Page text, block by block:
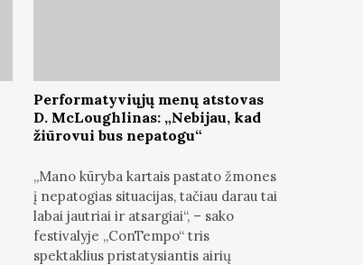
Performatyviųjų menų atstovas
D. McLoughlinas: „Nebijau, kad
žiūrovui bus nepatogu“
„Mano kūryba kartais pastato žmones
į nepatogias situacijas, tačiau darau tai
labai jautriai ir atsargiai“, – sako
festivalyje „ConTempo“ tris
spektaklius pristatysiantis airių